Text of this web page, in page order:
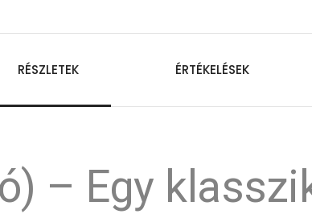
RÉSZLETEK ÉRTÉKELÉSEK
– Egy